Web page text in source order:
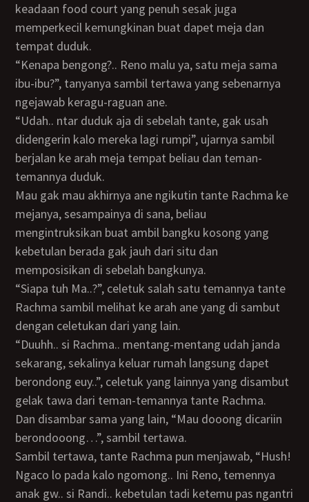
keadaan food court yang penuh sesak juga
memperkecil kemungkinan buat dapet meja dan
tempat duduk.
“Kenapa bengong?.. Reno malu ya, satu meja sama
ibu-ibu?”, tanyanya sambil tertawa yang sebenarnya
ngejawab keragu-raguan ane.
“Udah.. ntar duduk aja di sebelah tante, gak usah
didengerin kalo mereka lagi rumpi”, ujarnya sambil
berjalan ke arah meja tempat beliau dan teman-
temannya duduk.
Mau gak mau akhirnya ane ngikutin tante Rachma ke
mejanya, sesampainya di sana, beliau
mengintruksikan buat ambil bangku kosong yang
kebetulan berada gak jauh dari situ dan
memposisikan di sebelah bangkunya.
“Siapa tuh Ma..?”, celetuk salah satu temannya tante
Rachma sambil melihat ke arah ane yang di sambut
dengan celetukan dari yang lain.
“Duuhh.. si Rachma.. mentang-mentang udah janda
sekarang, sekalinya keluar rumah langsung dapet
berondong euy..”, celetuk yang lainnya yang disambut
gelak tawa dari teman-temannya tante Rachma.
Dan disambar sama yang lain, “Mau dooong dicariin
berondooong…”, sambil tertawa.
Sambil tertawa, tante Rachma pun menjawab, “Hush!
Ngaco lo pada kalo ngomong.. Ini Reno, temennya
anak gw.. si Randi.. kebetulan tadi ketemu pas ngantri